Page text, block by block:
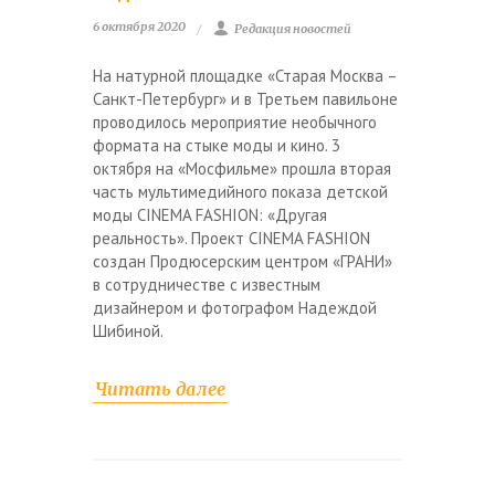
6 октября 2020 Редакция новостей
На натурной площадке «Старая Москва –
Санкт-Петербург» и в Третьем павильоне
проводилось мероприятие необычного
формата на стыке моды и кино. 3
октября на «Мосфильме» прошла вторая
часть мультимедийного показа детской
моды CINEMA FASHION: «Другая
реальность». Проект CINEMA FASHION
создан Продюсерским центром «ГРАНИ»
в сотрудничестве с известным
дизайнером и фотографом Надеждой
Шибиной.
Читать далее